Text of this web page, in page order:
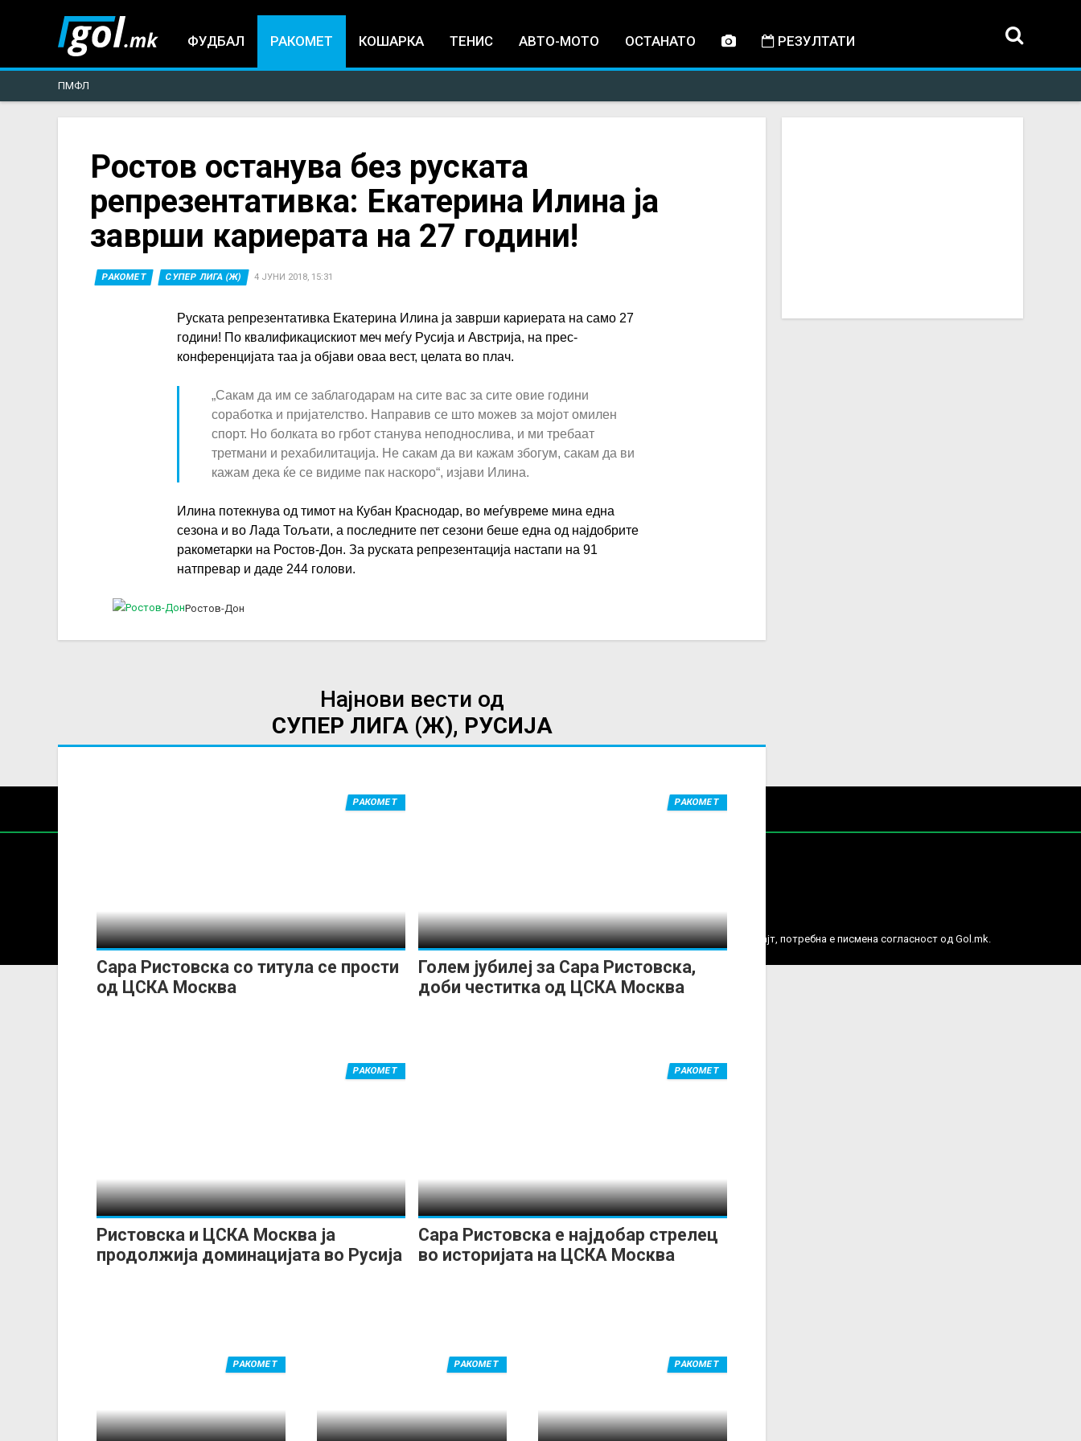
ФУДБАЛ РАКОМЕТ КОШАРКА ТЕНИС АВТО-МОТО ОСТАНАТО РЕЗУЛТАТИ
ПМФЛ
here
Ростов останува без руската
репрезентативка: Екатерина Илина ја
заврши кариерата на 27 години!
РАКОМЕТ СУПЕР ЛИГА (Ж) 4 ЈУНИ 2018, 15:31
Руската репрезентативка Екатерина Илина ја заврши кариерата на само 27
години! По квалификацискиот меч меѓу Русија и Австрија, на прес-
конференцијата таа ја објави оваа вест, целата во плач.
„Сакам да им се заблагодарам на сите вас за сите овие години
соработка и пријателство. Направив се што можев за мојот омилен
спорт. Но болката во грбот станува неподнослива, и ми требаат
третмани и рехабилитација. Не сакам да ви кажам збогум, сакам да ви
кажам дека ќе се видиме пак наскоро“, изјави Илина.
Илина потекнува од тимот на Кубан Краснодар, во меѓувреме мина една
сезона и во Лада Тољати, а последните пет сезони беше една од најдобрите
ракометарки на Ростов-Дон. За руската репрезентација настапи на 91
натпревар и даде 244 голови.
Ростов-Дон
Најнови вести од
СУПЕР ЛИГА (Ж), РУСИЈА
Сара Ристовска со титула се прости
од ЦСКА Москва
РАКОМЕТ
Голем јубилеј за Сара Ристовска,
доби честитка од ЦСКА Москва
РАКОМЕТ
Ристовска и ЦСКА Москва ја
продолжија доминацијата во Русија
РАКОМЕТ
Сара Ристовска е најдобар стрелец
во историјата на ЦСКА Москва
РАКОМЕТ
РАКОМЕТ РАКОМЕТ РАКОМЕТ
ИМПРЕСУМ RSS
Содржините на Gol.mk се заштитени со Законот за авторското право и сродните права.
За секоја форма на распространување, репродукција или комерцијална употреба на текстови, фотографии или податоци од овој веб сајт, потребна е писмена согласност од Gol.mk.